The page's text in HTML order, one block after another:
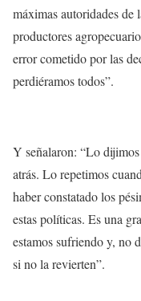
máximas autoridades de
productores
error cometido por las
perdiéramos todos”.
Y señalaron: “Lo
atrás. Lo repetimos
haber constatado los
estas políticas. Es una
estamos sufriendo y, no
si no la revierten”.